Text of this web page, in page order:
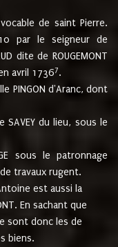
de saint Pierre.
par le seigneur de
dite de ROUGEMONT
avril 17367.
PINGON d'Aranc, dont
du lieu, sous le
sous le patronnage
travaux rugent.
est aussi la
En sachant que
sont donc les de
biens.